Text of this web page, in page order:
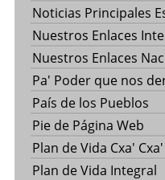
Noticias Principales
Nuestros Enlaces
Nuestros Enlaces
Pa' Poder que nos
País de los Pueblos
Pie de Página Web
Plan de Vida Cxa'
Plan de Vida Integral